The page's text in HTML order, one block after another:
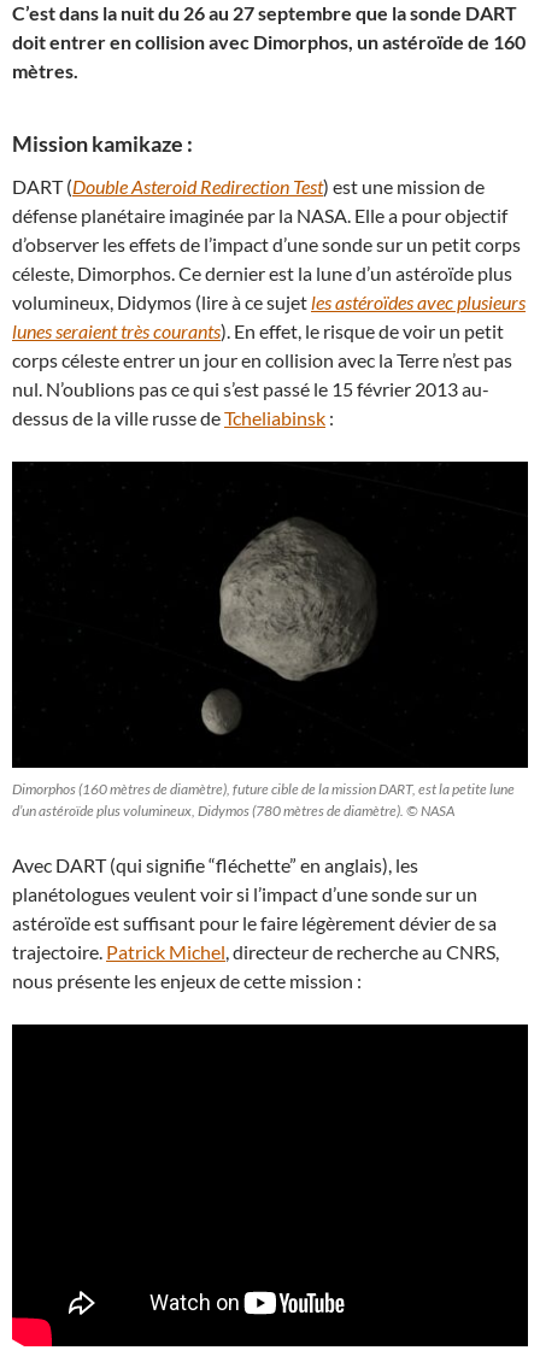
C’est dans la nuit du 26 au 27 septembre que la sonde DART
doit entrer en collision avec Dimorphos, un astéroïde de 160
mètres.
Mission kamikaze :
DART (Double Asteroid Redirection Test) est une mission de
défense planétaire imaginée par la NASA. Elle a pour objectif
d’observer les effets de l’impact d’une sonde sur un petit corps
céleste, Dimorphos. Ce dernier est la lune d’un astéroïde plus
volumineux, Didymos (lire à ce sujetles astéroïdes avec plusieurs
lunes seraient très courants). En effet, le risque de voir un petit
corps céleste entrer un jour en collision avec la Terre n’est pas
nul. N’oublions pas ce qui s’est passé le 15 février 2013 au-
dessus de la ville russe deTcheliabinsk :
Dimorphos (160 mètres de diamètre), future cible de la mission DART, est la petite lune
d’un astéroïde plus volumineux, Didymos (780 mètres de diamètre). © NASA
Avec DART (qui signifie “fléchette” en anglais), les
planétologues veulent voir si l’impact d’une sonde sur un
astéroïde est suffisant pour le faire légèrement dévier de sa
trajectoire. Patrick Michel, directeur de recherche au CNRS,
nous présente les enjeux de cette mission :